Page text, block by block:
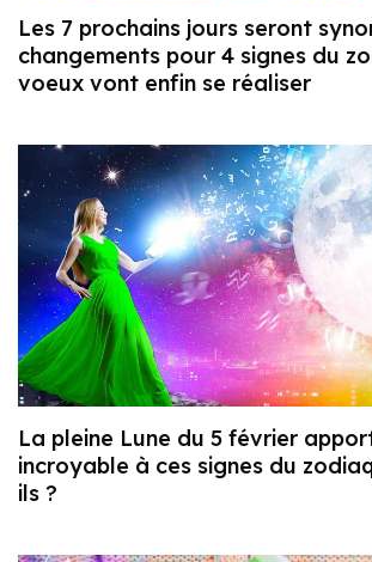
Les 7 prochains jours seront
changements pour 4 signes du
voeux vont enfin se réaliser
La pleine Lune du 5 février
incroyable à ces signes du
ils ?